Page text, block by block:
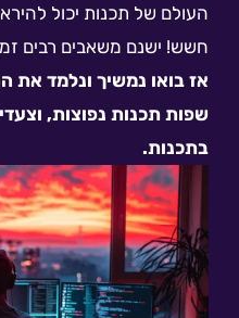
העולם של תכנות יכול
חשש! ישנם משאבים רבים
אז בואו נמשיך ונלמד את
שפות תכנות נפוצות,
בתכנות.